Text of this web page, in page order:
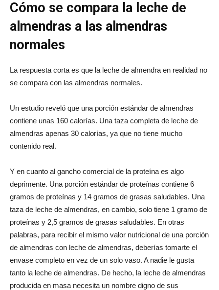
Cómo se compara la leche de
almendras a las almendras
normales
La respuesta corta es que la leche de almendra en realidad no
se compara con las almendras normales.
Un estudio reveló que una porción estándar de almendras
contiene unas 160 calorías. Una taza completa de leche de
almendras apenas 30 calorías, ya que no tiene mucho
contenido real.
Y en cuanto al gancho comercial de la proteína es algo
deprimente. Una porción estándar de proteínas contiene 6
gramos de proteínas y 14 gramos de grasas saludables. Una
taza de leche de almendras, en cambio, solo tiene 1 gramo de
proteínas y 2,5 gramos de grasas saludables. En otras
palabras, para recibir el mismo valor nutricional de una porción
de almendras con leche de almendras, deberías tomarte el
envase completo en vez de un solo vaso. A nadie le gusta
tanto la leche de almendras. De hecho, la leche de almendras
producida en masa necesita un nombre digno de sus